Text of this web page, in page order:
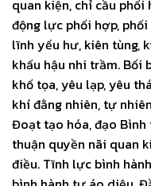
quan kiện, chỉ cầu phối
động lực phối hợp,
lĩnh yếu hư, kiên tùng,
khấu hậu nhi trầm. Bối
khố tọa, yêu lạp, yêu
khí đằng nhiên, tự
Đoạt tạo hóa, đạo
thuận quyền nãi quan
điều. Tĩnh lực bình